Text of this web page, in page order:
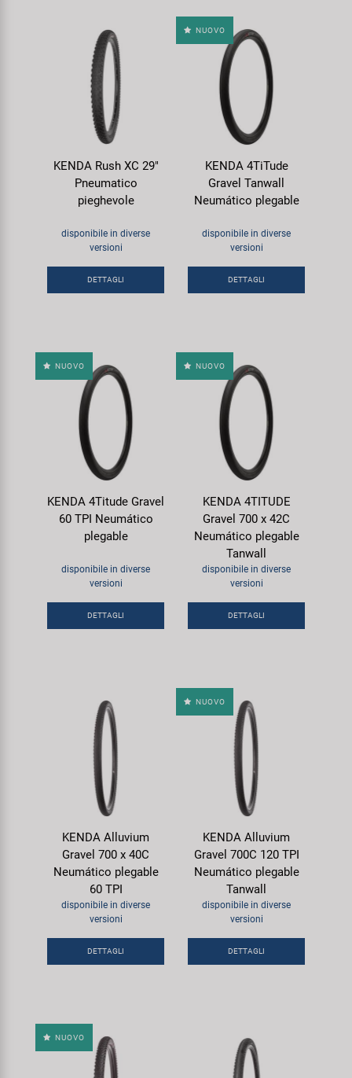
KENDA Rush XC 29"
Pneumatico
pieghevole
disponibile in diverse
versioni
DETTAGLI
NUOVO
KENDA 4TiTude
Gravel Tanwall
Neumático plegable
disponibile in diverse
versioni
DETTAGLI
NUOVO
KENDA 4Titude Gravel
60 TPI Neumático
plegable
disponibile in diverse
versioni
DETTAGLI
NUOVO
KENDA 4TITUDE
Gravel 700 x 42C
Neumático plegable
Tanwall
disponibile in diverse
versioni
DETTAGLI
KENDA Alluvium
Gravel 700 x 40C
Neumático plegable
60 TPI
disponibile in diverse
versioni
DETTAGLI
NUOVO
KENDA Alluvium
Gravel 700C 120 TPI
Neumático plegable
Tanwall
disponibile in diverse
versioni
DETTAGLI
NUOVO